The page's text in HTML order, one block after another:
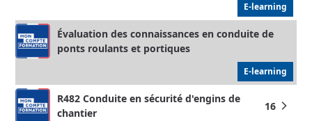
E-learning
Évaluation des connaissances en conduite de
ponts roulants et portiques
E-learning
R482 Conduite en sécurité d'engins de
chantier
16 arrow_forward_ios